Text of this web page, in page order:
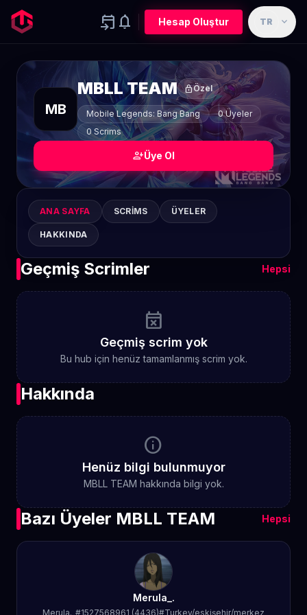
event_upcoming notifications Hesap Oluştur TR expand_more
MB
MBLL TEAM lockÖzel
Mobile Legends: Bang Bang
0 Üyeler
0 Scrims
person_addÜye Ol
ANA SAYFA SCRIMS ÜYELER
HAKKINDA
Geçmiş Scrimler Hepsi
event_busy
Geçmiş scrim yok
Bu hub için henüz tamamlanmış scrim yok.
Hakkında
info
Henüz bilgi bulunmuyor
MBLL TEAM hakkında bilgi yok.
Bazı Üyeler MBLL TEAM Hepsi
Merula_.
Merula._#1527568961 (4436)#Turkey/eskişehir/merkez